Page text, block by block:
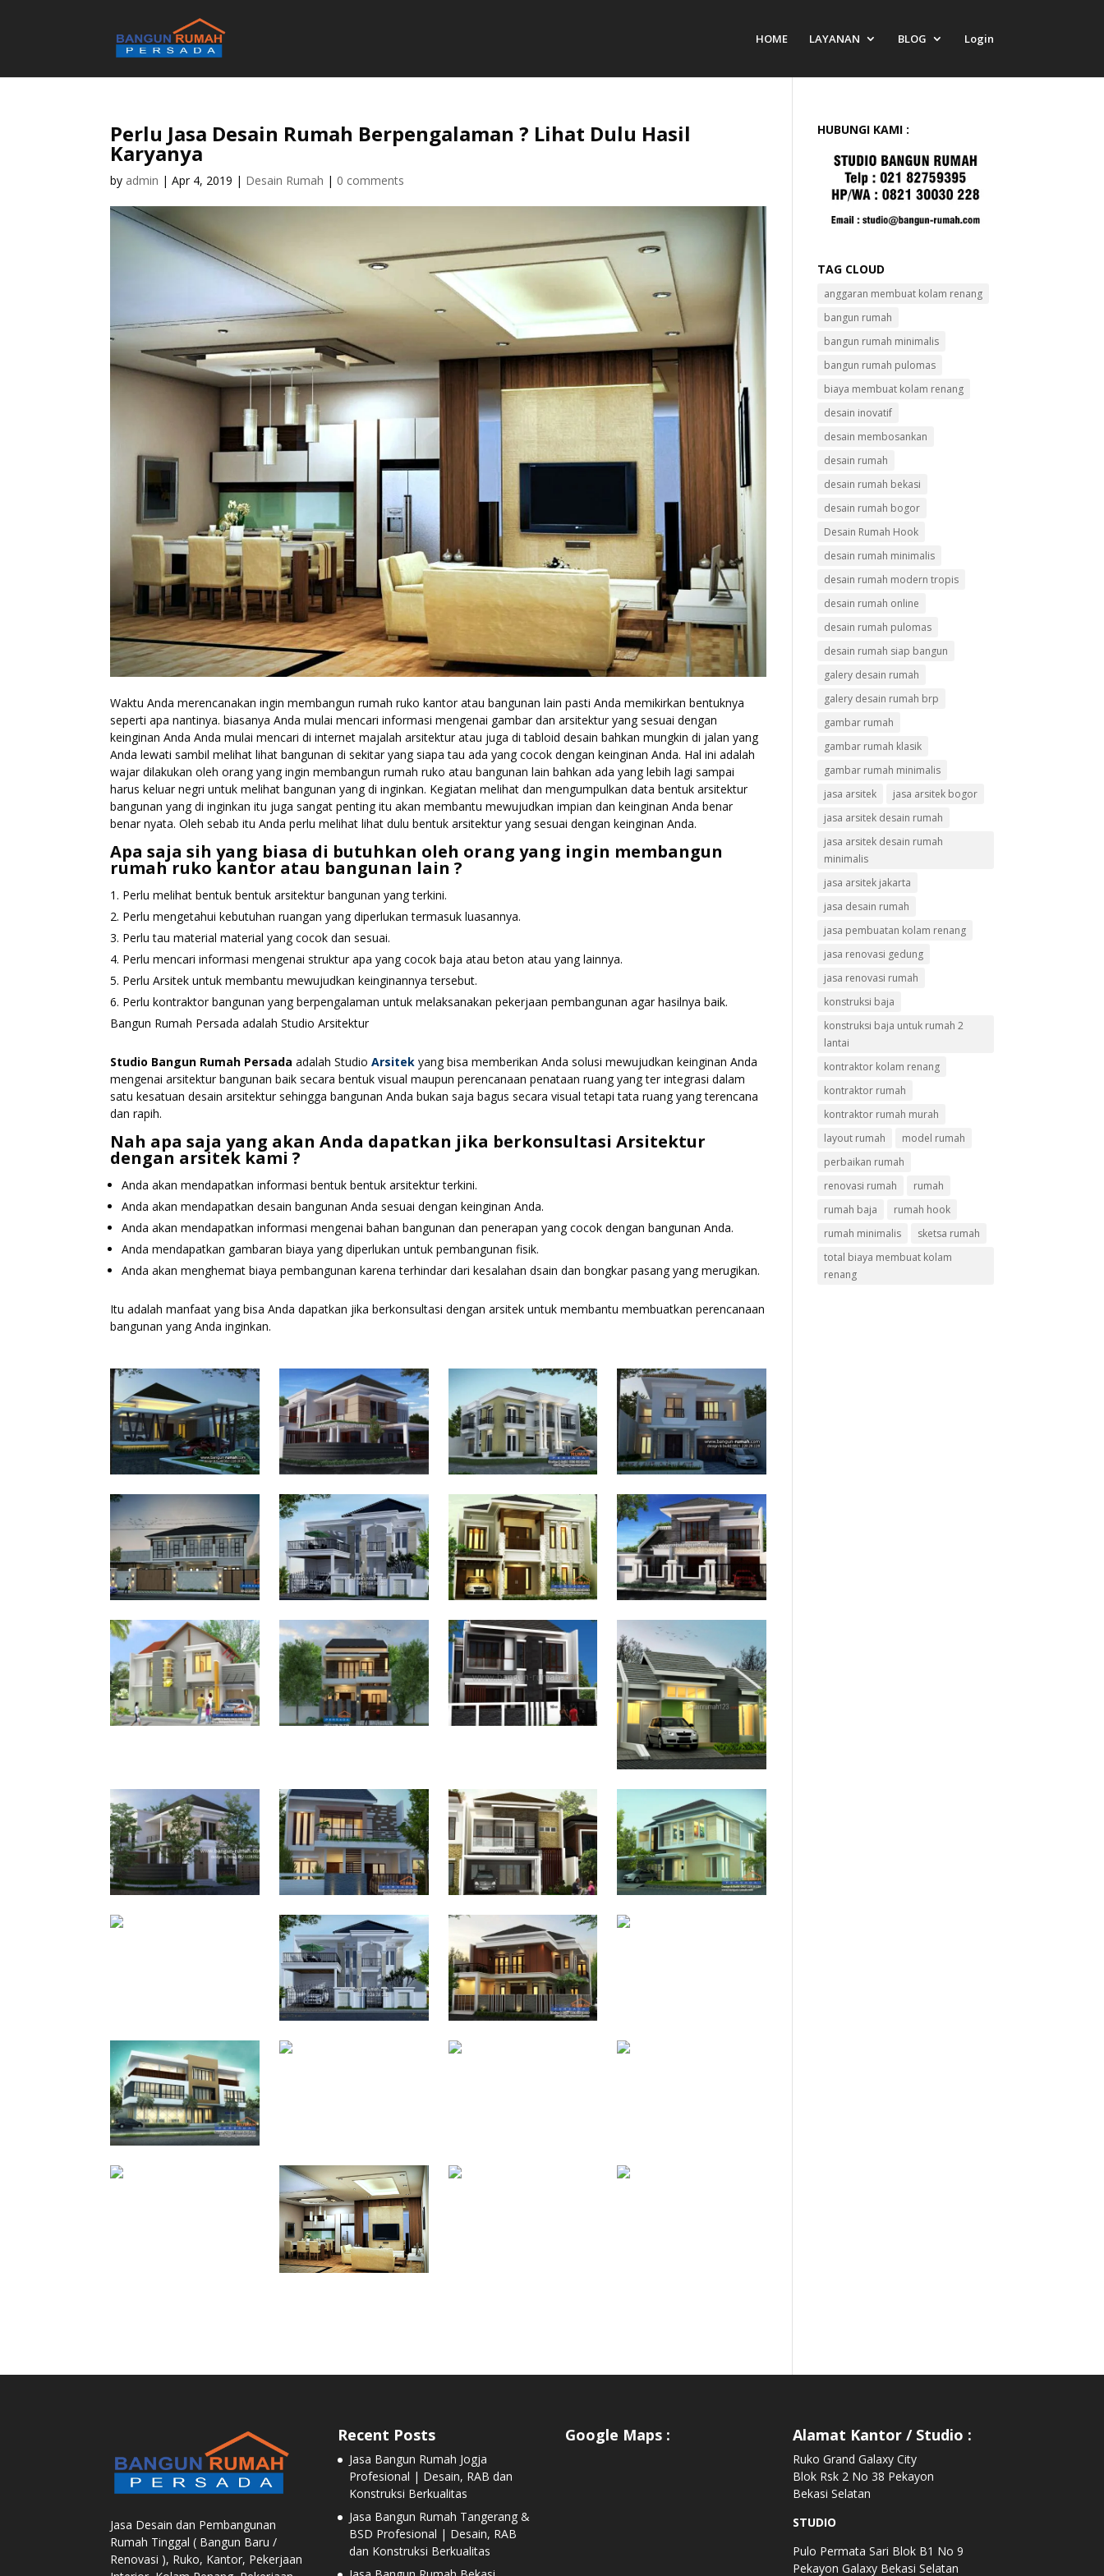
HOME LAYANAN BLOG Login
Perlu Jasa Desain Rumah Berpengalaman ? Lihat Dulu Hasil
Karyanya
by admin |Apr 4, 2019 | Desain Rumah | 0 comments
Waktu Anda merencanakan ingin membangun rumah ruko kantor atau bangunan lain pasti Anda memikirkan bentuknya
seperti apa nantinya. biasanya Anda mulai mencari informasi mengenai gambar dan arsitektur yang sesuai dengan
keinginan Anda Anda mulai mencari di internet majalah arsitektur atau juga di tabloid desain bahkan mungkin di jalan yang
Anda lewati sambil melihat lihat bangunan di sekitar yang siapa tau ada yang cocok dengan keinginan Anda. Hal ini adalah
wajar dilakukan oleh orang yang ingin membangun rumah ruko atau bangunan lain bahkan ada yang lebih lagi sampai
harus keluar negri untuk melihat bangunan yang di inginkan. Kegiatan melihat dan mengumpulkan data bentuk arsitektur
bangunan yang di inginkan itu juga sangat penting itu akan membantu mewujudkan impian dan keinginan Anda benar
benar nyata. Oleh sebab itu Anda perlu melihat lihat dulu bentuk arsitektur yang sesuai dengan keinginan Anda.
Apa saja sih yang biasa di butuhkan oleh orang yang ingin membangun
rumah ruko kantor atau bangunan lain ?
Perlu melihat bentuk bentuk arsitektur bangunan yang terkini.
Perlu mengetahui kebutuhan ruangan yang diperlukan termasuk luasannya.
Perlu tau material material yang cocok dan sesuai.
Perlu mencari informasi mengenai struktur apa yang cocok baja atau beton atau yang lainnya.
Perlu Arsitek untuk membantu mewujudkan keinginannya tersebut.
Perlu kontraktor bangunan yang berpengalaman untuk melaksanakan pekerjaan pembangunan agar hasilnya baik.
Bangun Rumah Persada adalah Studio Arsitektur
Studio Bangun Rumah Persada adalah StudioArsitek yang bisa memberikan Anda solusi mewujudkan keinginan Anda
mengenai arsitektur bangunan baik secara bentuk visual maupun perencanaan penataan ruang yang ter integrasi dalam
satu kesatuan desain arsitektur sehingga bangunan Anda bukan saja bagus secara visual tetapi tata ruang yang terencana
dan rapih.
Nah apa saja yang akan Anda dapatkan jika berkonsultasi Arsitektur
dengan arsitek kami ?
Anda akan mendapatkan informasi bentuk bentuk arsitektur terkini.
Anda akan mendapatkan desain bangunan Anda sesuai dengan keinginan Anda.
Anda akan mendapatkan informasi mengenai bahan bangunan dan penerapan yang cocok dengan bangunan Anda.
Anda mendapatkan gambaran biaya yang diperlukan untuk pembangunan fisik.
Anda akan menghemat biaya pembangunan karena terhindar dari kesalahan dsain dan bongkar pasang yang merugikan.
Itu adalah manfaat yang bisa Anda dapatkan jika berkonsultasi dengan arsitek untuk membantu membuatkan perencanaan
bangunan yang Anda inginkan.
HUBUNGI KAMI :
TAG CLOUD
anggaran membuat kolam renang
bangun rumah
bangun rumah minimalis
bangun rumah pulomas
biaya membuat kolam renang
desain inovatif
desain membosankan
desain rumah
desain rumah bekasi
desain rumah bogor
Desain Rumah Hook
desain rumah minimalis
desain rumah modern tropis
desain rumah online
desain rumah pulomas
desain rumah siap bangun
galery desain rumah
galery desain rumah brp
gambar rumah
gambar rumah klasik
gambar rumah minimalis
jasa arsitek
jasa arsitek bogor
jasa arsitek desain rumah
jasa arsitek desain rumah
minimalis
jasa arsitek jakarta
jasa desain rumah
jasa pembuatan kolam renang
jasa renovasi gedung
jasa renovasi rumah
konstruksi baja
konstruksi baja untuk rumah 2
lantai
kontraktor kolam renang
kontraktor rumah
kontraktor rumah murah
layout rumah
model rumah
perbaikan rumah
renovasi rumah
rumah
rumah baja
rumah hook
rumah minimalis
sketsa rumah
total biaya membuat kolam
renang
Jasa Desain dan Pembangunan
Rumah Tinggal ( Bangun Baru /
Renovasi ), Ruko, Kantor, Pekerjaan
Recent Posts
Jasa Bangun Rumah Jogja
Profesional | Desain, RAB dan
Konstruksi Berkualitas
Jasa Bangun Rumah Tangerang &
BSD Profesional | Desain, RAB
dan Konstruksi Berkualitas
Google Maps : Alamat Kantor / Studio :
Ruko Grand Galaxy City
Blok Rsk 2 No 38 Pekayon
Bekasi Selatan
STUDIO
Pulo Permata Sari Blok B1 No 9
Pekayon Galaxy Bekasi Selatan